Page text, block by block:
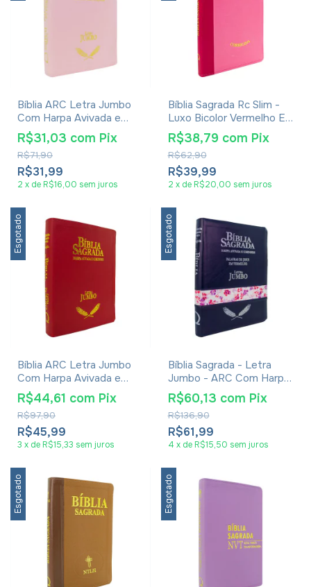
Bíblia ARC Letra Jumbo
Com Harpa Avivada e
Corinhos - Capa Luxo
Rosa
R$31,99
R$71,90
R$31,03 com Pix
2 x de R$16,00 sem juros
Bíblia Sagrada Rc Slim -
Luxo Bicolor Vermelho E
Rosa
R$39,99
R$62,90
R$38,79 com Pix
2 x de R$20,00 sem juros
Esgotado
Bíblia ARC Letra Jumbo
Com Harpa Avivada e
Corinhos - Capa
Vermelha
R$45,99
R$97,90
R$44,61 com Pix
3 x de R$15,33 sem juros
Esgotado
Bíblia Sagrada - Letra
Jumbo - ARC Com Harpa
E Ziper Azul
R$61,99
R$136,90
R$60,13 com Pix
4 x de R$15,50 sem juros
Esgotado Esgotado